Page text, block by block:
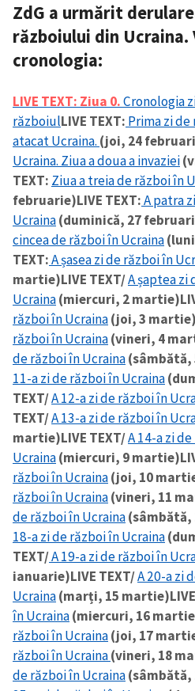
ZdG a urmărit
războiului din Ucraina.
cronologia:
LIVE TEXT: Ziua 0.Cronologia
războiulLIVE TEXT: Prima zi
atacat Ucraina. (joi, 24
Ucraina. Ziua a doua a invaziei
TEXT: Ziua a treia de război în
februarie)LIVE TEXT:A patra
Ucraina(duminică, 27
cincea de război în Ucraina
TEXT:A șasea zi de război în
martie)LIVE TEXT/A șaptea zi
Ucraina(miercuri, 2 martie)
război în Ucraina(joi, 3 martie)
război în Ucraina(vineri, 4
de război în Ucraina
11-a zi de război în Ucraina
TEXT/A 12-a zi de război în
TEXT/A 13-a zi de război în
martie)LIVE TEXT/A 14-a zi
Ucraina(miercuri, 9 martie)
război în Ucraina(joi, 10
război în Ucraina(vineri, 11
de război în Ucraina
18-a zi de război în Ucraina
TEXT/A 19-a zi de război în
ianuarie)LIVE TEXT/A 20-a zi
Ucraina(marți, 15 martie)
în Ucraina(miercuri, 16
război în Ucraina(joi, 17
război în Ucraina(vineri, 18
de război în Ucraina
CONTACT SURSĂ
Sursă anonimă
Nume+ Numele meu
Email+ Emailul meu
Telefon
+ Telefon personal
Am citit și sunt de
acord cupolitica de
confidențialitate.
TRIMITE ȘTIREA